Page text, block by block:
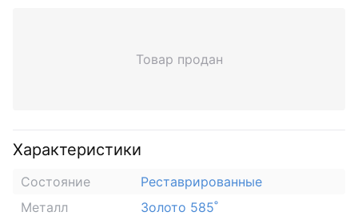
Товар продан
Характеристики
Состояние
Реставрированные
Металл
Золото 585˚